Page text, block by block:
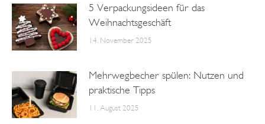
5 Verpackungsideen für das
Weihnachtsgeschäft
14. November 2025
Mehrwegbecher spülen: Nutzen und
praktische Tipps
11. August 2025